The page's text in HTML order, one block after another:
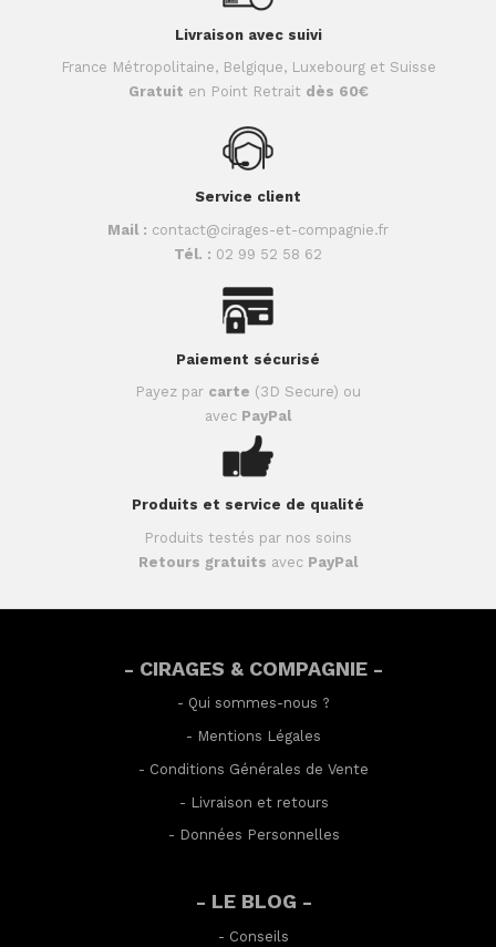
Livraison avec suivi
France Métropolitaine, Belgique, Luxebourg et Suisse
Gratuit en Point Retrait dès 60€
Service client
Mail : contact@cirages-et-compagnie.fr
Tél. : 02 99 52 58 62
Paiement sécurisé
Payez par carte (3D Secure) ou
avec PayPal
Produits et service de qualité
Produits testés par nos soins
Retours gratuits avec PayPal
- CIRAGES & COMPAGNIE -
- Qui sommes-nous ?
- Mentions Légales
- Conditions Générales de Vente
- Livraison et retours
- Données Personnelles
- LE BLOG -
- Conseils